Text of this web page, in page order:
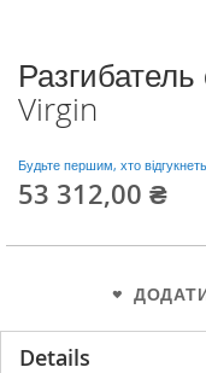
Перейти
до
початку
зображень
Virgin
Будьте першим, хто
53 312,00 ₴
Details